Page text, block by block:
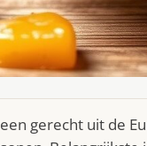
gerecht uit de